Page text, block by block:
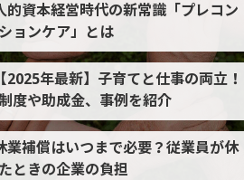
的資本経営時代の新常識「プレコン
ョンケア」とは
2025年最新】子育てと仕事の両立！
度や助成金、事例を紹介
業補償はいつまで必要？従業員が休
ときの企業の負担